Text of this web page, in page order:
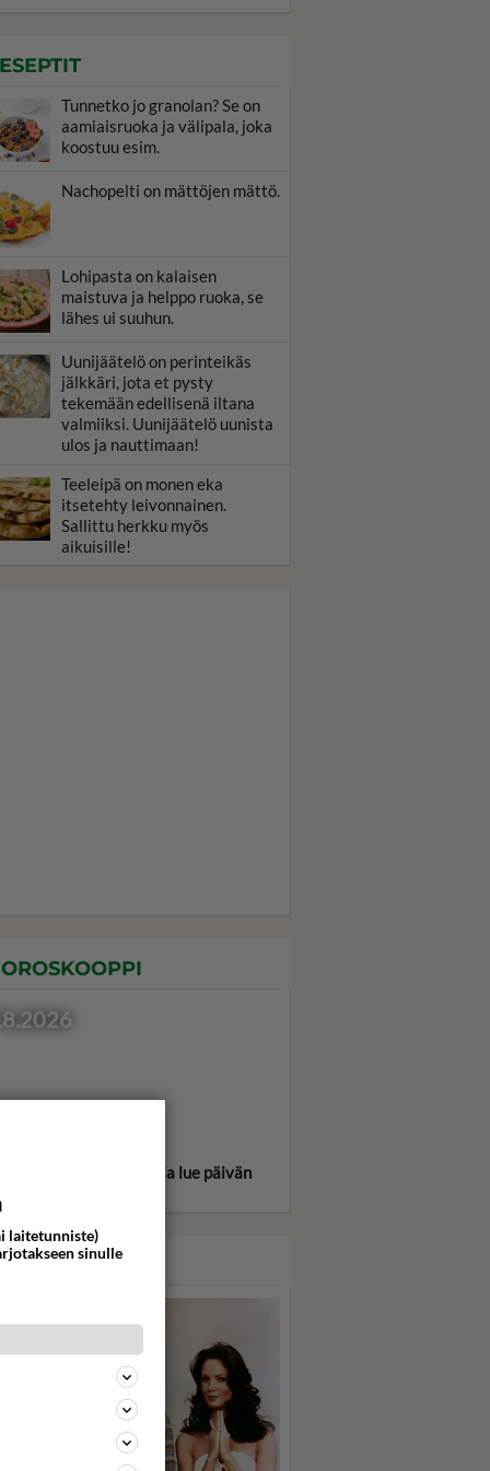
Tunnetko jo granolan? Se on
aamiaisruoka ja välipala, joka
koostuu esim.
Nachopelti on mättöjen mättö.
Lohipasta on kalaisen
maistuva ja helppo ruoka, se
lähes ui suuhun.
Uunijäätelö on perinteikäs
jälkkäri, jota et pysty
tekemään edellisenä iltana
valmiiksi. Uunijäätelö uunista
ulos ja nauttimaan!
Teeleipä on monen eka
itsetehty leivonnainen.
Sallittu herkku myös
aikuisille!
oma tähtimerkkisi ja lue päivän
laitetunniste)
sinulle